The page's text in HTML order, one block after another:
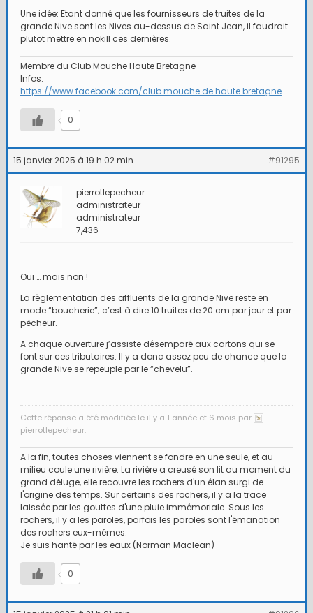
Une idée: Etant donné que les fournisseurs de truites de la
grande Nive sont les Nives au-dessus de Saint Jean, il faudrait
plutot mettre en nokill ces dernières.
Membre du Club Mouche Haute Bretagne
Infos:
https://www.facebook.com/club.mouche.de.haute.bretagne
0
15 janvier 2025 à 19 h 02 min #91295
pierrotlepecheur
administrateur
administrateur
7,436
Oui … mais non !
La règlementation des affluents de la grande Nive reste en
mode “boucherie”; c’est à dire 10 truites de 20 cm par jour et par
pêcheur.
A chaque ouverture j’assiste désemparé aux cartons qui se
font sur ces tributaires. Il y a donc assez peu de chance que la
grande Nive se repeuple par le “chevelu”.
Cette réponse a été modifiée le il y a 1 année et 6 mois par
pierrotlepecheur.
A la fin, toutes choses viennent se fondre en une seule, et au
milieu coule une rivière. La rivière a creusé son lit au moment du
grand déluge, elle recouvre les rochers d'un élan surgi de
l'origine des temps. Sur certains des rochers, il y a la trace
laissée par les gouttes d'une pluie immémoriale. Sous les
rochers, il y a les paroles, parfois les paroles sont l'émanation
des rochers eux-mêmes.
Je suis hanté par les eaux (Norman Maclean)
0